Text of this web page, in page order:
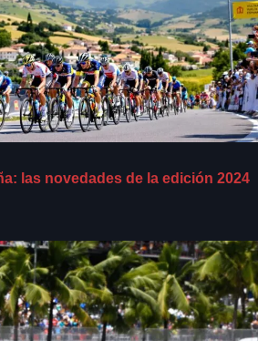
las novedades de la edición 2024